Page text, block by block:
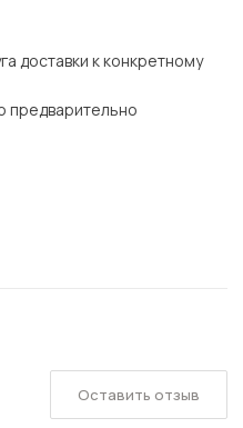
доставки к конкретному
предварительно
Оставить отзыв